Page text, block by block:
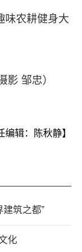
味农耕健身大
影 邹忠）
编辑：陈秋静】
筑之都”
化